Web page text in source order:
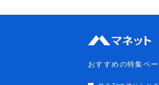
おすすめの特集ペ